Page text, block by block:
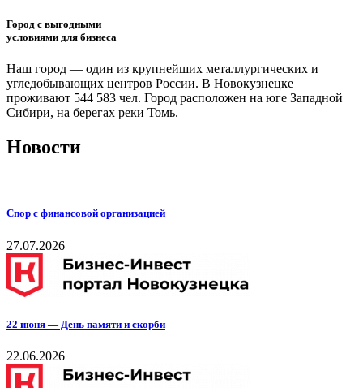
Город с выгодными
условиями для бизнеса
Наш город — один из крупнейших металлургических и
угледобывающих центров России. В Новокузнецке
проживают 544 583 чел. Город расположен на юге Западной
Сибири, на берегах реки Томь.
Новости
Спор с финансовой организацией
27.07.2026
22 июня — День памяти и скорби
22.06.2026